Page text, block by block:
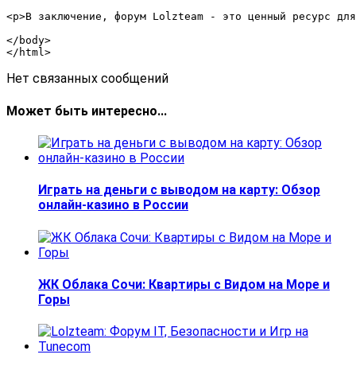
<p>В заключение, форум Lolzteam - это ценный ресурс
</body>
Нет связанных сообщений
Может быть интересно...
Играть на деньги с выводом на карту: Обзор
онлайн-казино в России
ЖК Облака Сочи: Квартиры с Видом на Море и
Горы